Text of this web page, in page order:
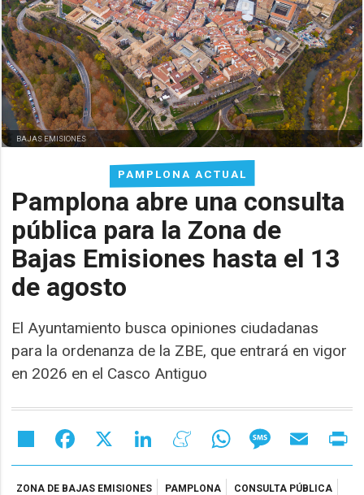
PAMPLONA ACTUAL
Pamplona abre una consulta
pública para la Zona de
Bajas Emisiones hasta el 13
de agosto
El Ayuntamiento busca opiniones ciudadanas
para la ordenanza de la ZBE, que entrará en vigor
en 2026 en el Casco Antiguo
BAJAS EMISIONES
Share Facebook LinkedIn MeneameWhatsAppMessageEmail
ZONA DE BAJAS EMISIONES PAMPLONA CONSULTA PÚBLICA